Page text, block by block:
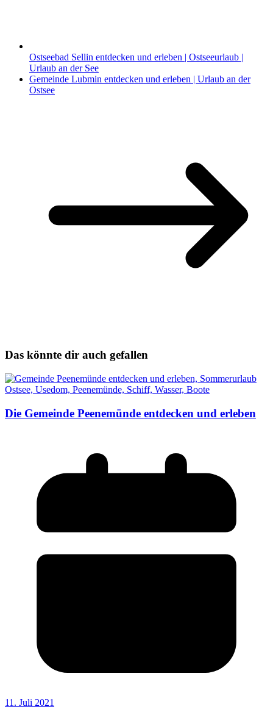
Ostseebad Sellin entdecken und erleben | Ostseeurlaub |
Urlaub an der See
Gemeinde Lubmin entdecken und erleben | Urlaub an der
Ostsee
Das könnte dir auch gefallen
Die Gemeinde Peenemünde entdecken und erleben
11. Juli 2021